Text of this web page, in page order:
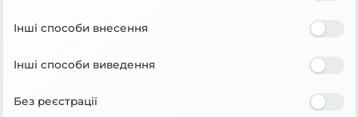
Інші способи внесення
Інші способи виведення
Без реєстрації